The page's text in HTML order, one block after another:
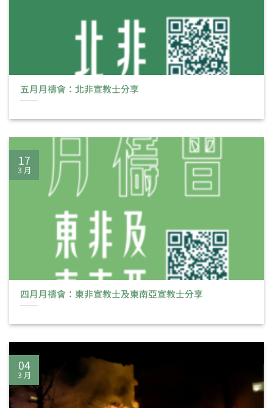
五月月禱會：北非宣教士分享
四月月禱會：東非宣教士及東南亞宣教士分享
17
3 月
04
3 月